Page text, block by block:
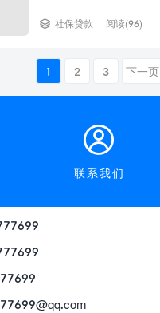
社保贷款 阅读(96)
1 2 3 下一页
联系我们